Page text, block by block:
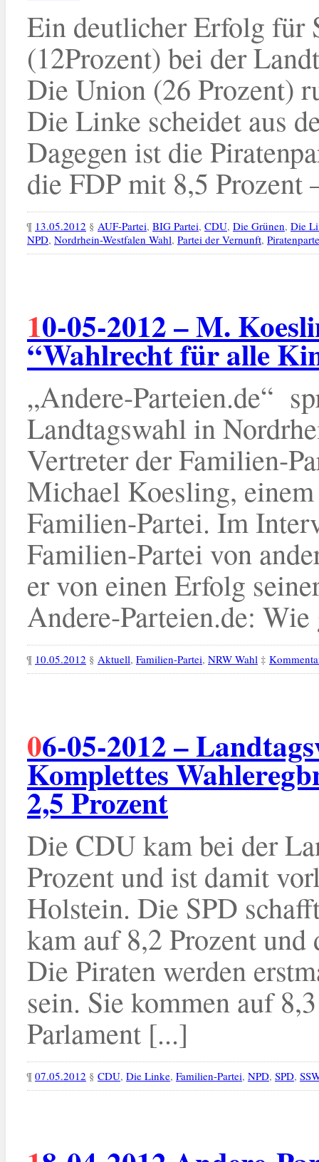
Ein deutlicher Erfolg für
(12Prozent) bei der
Die Union (26 Prozent)
Die Linke scheidet aus
Dagegen ist die
die FDP mit 8,5
¶ 13.05.2012 § AUF-Partei, BIG Partei, CDU, Die Grünen, Die
NPD, Nordrhein-Westfalen Wahl, Partei der Vernunft,
10-05-2012 – M. Koesling (Familien-Partei):
“Wahlrecht für alle
„Andere-Parteien.de“
Landtagswahl in
Vertreter der Familien-
Michael Koesling,
Familien-Partei. Im
Familien-Partei von
er von einen Erfolg
Andere-Parteien.de:
¶ 10.05.2012 § Aktuell, Familien-Partei, NRW Wahl ‡
06-05-2012 – Landtagswahl Schleswig-Holstein:
Komplettes
2,5 Prozent
Die CDU kam bei der
Prozent und ist damit
Holstein. Die SPD
kam auf 8,2 Prozent
Die Piraten werden
sein. Sie kommen auf
Parlament [...]
¶ 07.05.2012 § CDU, Die Linke, Familien-Partei, NPD, SPD,